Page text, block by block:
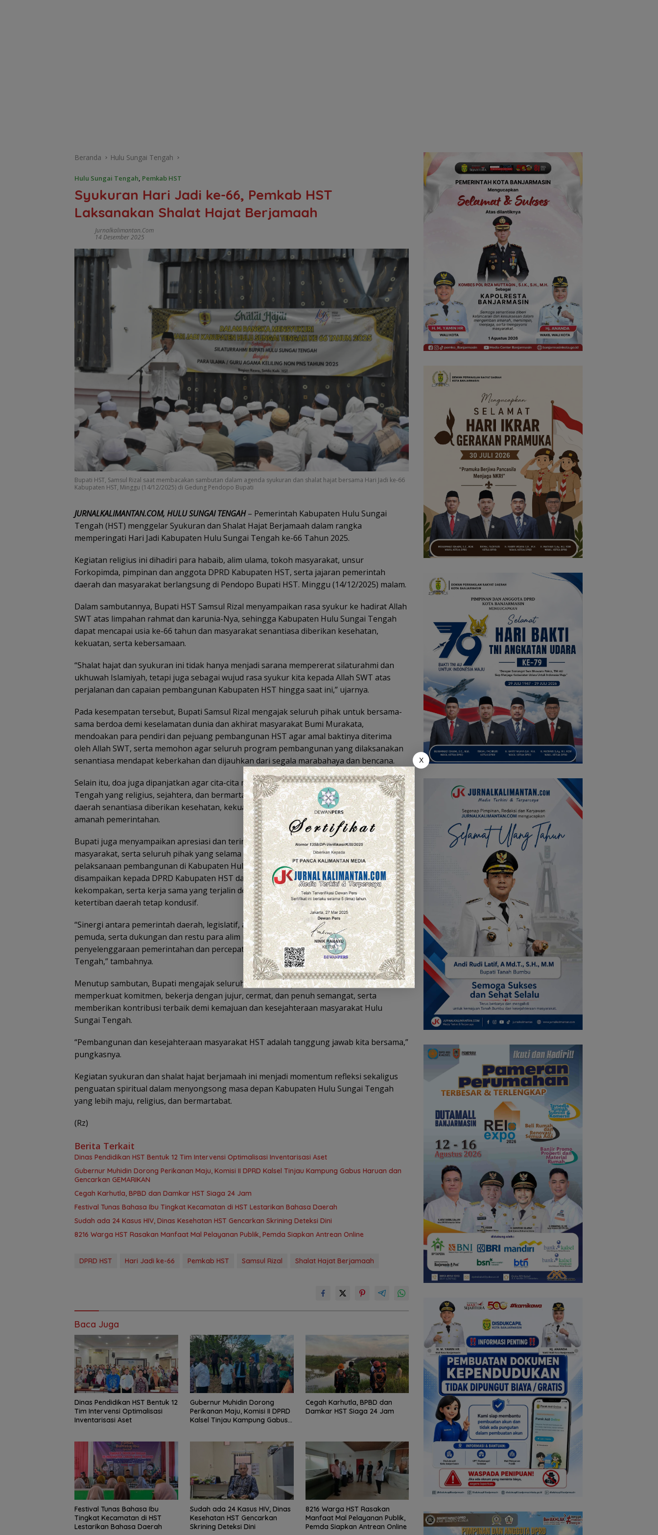
Beranda Hulu Sungai Tengah
Hulu Sungai Tengah, Pemkab HST
Syukuran Hari Jadi ke-66, Pemkab HST
Laksanakan Shalat Hajat Berjamaah
Jurnalkalimantan.com
14 Desember 2025
Bupati HST, Samsul Rizal saat membacakan sambutan dalam agenda syukuran dan shalat hajat bersama Hari Jadi ke-66
Kabupaten HST, Minggu (14/12/2025) di Gedung Pendopo Bupati
JURNALKALIMANTAN.COM, HULU SUNGAI TENGAH– Pemerintah Kabupaten Hulu Sungai
Tengah (HST) menggelar Syukuran dan Shalat Hajat Berjamaah dalam rangka
memperingati Hari Jadi Kabupaten Hulu Sungai Tengah ke-66 Tahun 2025.
Kegiatan religius ini dihadiri para habaib, alim ulama, tokoh masyarakat, unsur
Forkopimda, pimpinan dan anggota DPRD Kabupaten HST, serta jajaran pemerintah
daerah dan masyarakat berlangsung di Pendopo Bupati HST. Minggu (14/12/2025) malam.
Dalam sambutannya, Bupati HST Samsul Rizal menyampaikan rasa syukur ke hadirat Allah
SWT atas limpahan rahmat dan karunia-Nya, sehingga Kabupaten Hulu Sungai Tengah
dapat mencapai usia ke-66 tahun dan masyarakat senantiasa diberikan kesehatan,
kekuatan, serta kebersamaan.
“Shalat hajat dan syukuran ini tidak hanya menjadi sarana mempererat silaturahmi dan
ukhuwah Islamiyah, tetapi juga sebagai wujud rasa syukur kita kepada Allah SWT atas
perjalanan dan capaian pembangunan Kabupaten HST hingga saat ini,” ujarnya.
Pada kesempatan tersebut, Bupati Samsul Rizal mengajak seluruh pihak untuk bersama-
sama berdoa demi keselamatan dunia dan akhirat masyarakat Bumi Murakata,
mendoakan para pendiri dan pejuang pembangunan HST agar amal baktinya diterima
oleh Allah SWT, serta memohon agar seluruh program pembangunan yang dilaksanakan
senantiasa mendapat keberkahan dan dijauhkan dari segala marabahaya dan bencana.
Selain itu, doa juga dipanjatkan agar cita-cita mewujudkan masyarakat Hulu Sungai
Tengah yang religius, sejahtera, dan bermartabat dapat tercapai, serta jajaran pemerintah
daerah senantiasa diberikan kesehatan, kekuatan, dan keimanan dalam menjalankan
amanah pemerintahan.
Bupati juga menyampaikan apresiasi dan terima kasih kepada para alim ulama, tokoh
masyarakat, serta seluruh pihak yang selama ini memberikan dukungan penuh terhadap
pelaksanaan pembangunan di Kabupaten Hulu Sungai Tengah. Ucapan terima kasih turut
disampaikan kepada DPRD Kabupaten HST dan unsur Forkopimda atas sinergi,
kekompakan, serta kerja sama yang terjalin dengan baik, sehingga kondisi keamanan dan
ketertiban daerah tetap kondusif.
“Sinergi antara pemerintah daerah, legislatif, aparat keamanan, tokoh masyarakat,
pemuda, serta dukungan dan restu para alim ulama menjadi kunci kelancaran
penyelenggaraan pemerintahan dan percepatan pembangunan di Kabupaten Hulu Sungai
Tengah,” tambahnya.
Menutup sambutan, Bupati mengajak seluruh elemen masyarakat untuk terus
memperkuat komitmen, bekerja dengan jujur, cermat, dan penuh semangat, serta
memberikan kontribusi terbaik demi kemajuan dan kesejahteraan masyarakat Hulu
Sungai Tengah.
“Pembangunan dan kesejahteraan masyarakat HST adalah tanggung jawab kita bersama,”
pungkasnya.
Kegiatan syukuran dan shalat hajat berjamaah ini menjadi momentum refleksi sekaligus
penguatan spiritual dalam menyongsong masa depan Kabupaten Hulu Sungai Tengah
yang lebih maju, religius, dan bermartabat.
(Rz)
Berita Terkait
Dinas Pendidikan HST Bentuk 12 Tim Intervensi Optimalisasi Inventarisasi Aset
Gubernur Muhidin Dorong Perikanan Maju, Komisi II DPRD Kalsel Tinjau Kampung Gabus Haruan dan
Gencarkan GEMARIKAN
Cegah Karhutla, BPBD dan Damkar HST Siaga 24 Jam
Festival Tunas Bahasa Ibu Tingkat Kecamatan di HST Lestarikan Bahasa Daerah
Sudah ada 24 Kasus HIV, Dinas Kesehatan HST Gencarkan Skrining Deteksi Dini
8216 Warga HST Rasakan Manfaat Mal Pelayanan Publik, Pemda Siapkan Antrean Online
DPRD HST Hari Jadi ke-66 Pemkab HST Samsul Rizal Shalat Hajat Berjamaah
Baca Juga
Dinas Pendidikan HST Bentuk 12
Tim Intervensi Optimalisasi
Inventarisasi Aset
Gubernur Muhidin Dorong
Perikanan Maju, Komisi II DPRD
Kalsel Tinjau Kampung Gabus
Cegah Karhutla, BPBD dan
Damkar HST Siaga 24 Jam
Festival Tunas Bahasa Ibu
Tingkat Kecamatan di HST
Lestarikan Bahasa Daerah
Sudah ada 24 Kasus HIV, Dinas
Kesehatan HST Gencarkan
Skrining Deteksi Dini
8216 Warga HST Rasakan
Manfaat Mal Pelayanan Publik,
Pemda Siapkan Antrean Online
X